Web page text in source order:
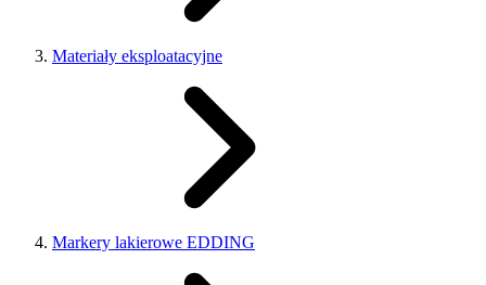
Materiały eksploatacyjne
Markery lakierowe EDDING